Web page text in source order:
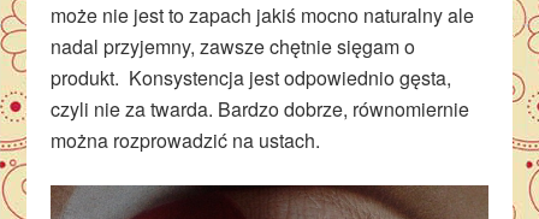
może nie jest to zapach jakiś mocno naturalny ale
nadal przyjemny, zawsze chętnie sięgam o
produkt. Konsystencja jest odpowiednio gęsta,
czyli nie za twarda. Bardzo dobrze, równomiernie
można rozprowadzić na ustach.